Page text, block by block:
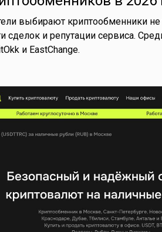
выбирают криптообменники не
сделок и репутации сервиса.
и EastChange.